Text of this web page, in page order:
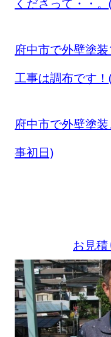
府中市で外壁塗
工事は調布です
府中市で外壁塗
事初日)
お見